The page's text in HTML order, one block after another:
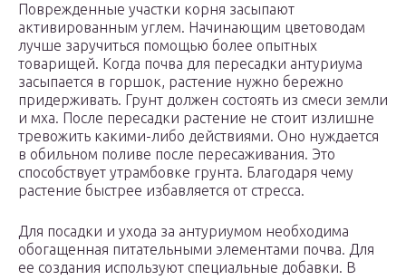
Поврежденные участки корня засыпают
активированным углем. Начинающим цветоводам
лучше заручиться помощью более опытных
товарищей. Когда почва для пересадки антуриума
засыпается в горшок, растение нужно бережно
придерживать. Грунт должен состоять из смеси земли
и мха. После пересадки растение не стоит излишне
тревожить какими-либо действиями. Оно нуждается
в обильном поливе после пересаживания. Это
способствует утрамбовке грунта. Благодаря чему
растение быстрее избавляется от стресса.
Для посадки и ухода за антуриумом необходима
обогащенная питательными элементами почва. Для
ее создания используют специальные добавки. В